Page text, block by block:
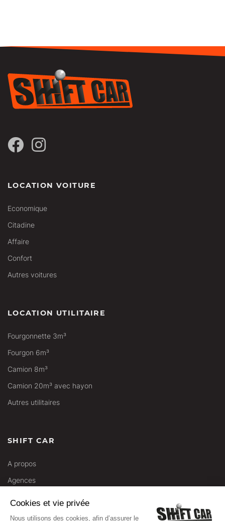
LOCATION VOITURE
Economique
Citadine
Affaire
Confort
Autres voitures
LOCATION UTILITAIRE
Fourgonnette 3m³
Fourgon 6m³
Camion 8m³
Camion 20m³ avec hayon
Autres utilitaires
SHIFT CAR
A propos
Agences
Contactez-nous
Cookies et vie privée
Nous utilisons des cookies, afin d’assurer le